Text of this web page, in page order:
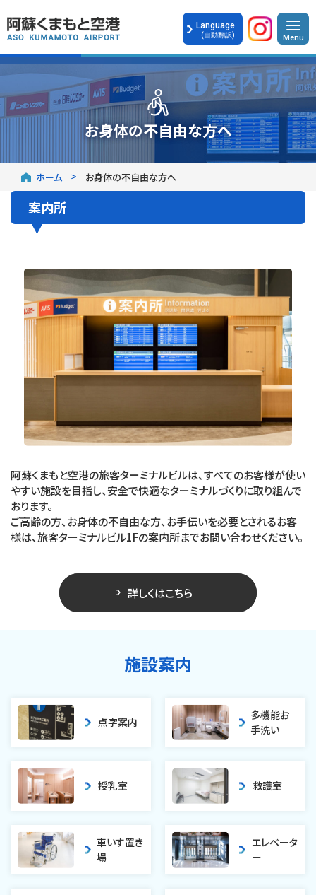
Language
(自動翻訳)
お身体の不自由な方へ
ホーム お身体の不自由な方へ
案内所
阿蘇くまもと空港の旅客ターミナルビルは、すべてのお客様が使い
やすい施設を目指し、安全で快適なターミナルづくりに取り組んで
おります。
ご高齢の方、お身体の不自由な方、お手伝いを必要とされるお客
様は、旅客ターミナルビル1Fの案内所までお問い合わせください。
詳しくはこちら
施設案内
点字案内
多機能お
手洗い
授乳室 救護室
車いす置き
場
エレベータ
ー